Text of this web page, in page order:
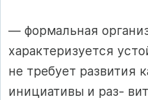
— формальная
характеризуется
не требует развития
инициативы и раз-